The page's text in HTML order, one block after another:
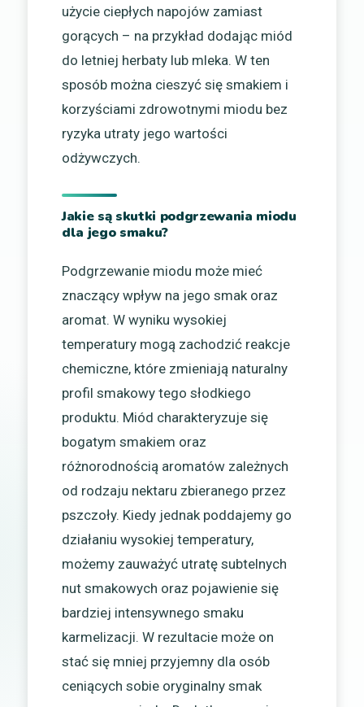
użycie ciepłych napojów zamiast
gorących – na przykład dodając miód
do letniej herbaty lub mleka. W ten
sposób można cieszyć się smakiem i
korzyściami zdrowotnymi miodu bez
ryzyka utraty jego wartości
odżywczych.
Jakie są skutki podgrzewania miodu
dla jego smaku?
Podgrzewanie miodu może mieć
znaczący wpływ na jego smak oraz
aromat. W wyniku wysokiej
temperatury mogą zachodzić reakcje
chemiczne, które zmieniają naturalny
profil smakowy tego słodkiego
produktu. Miód charakteryzuje się
bogatym smakiem oraz
różnorodnością aromatów zależnych
od rodzaju nektaru zbieranego przez
pszczoły. Kiedy jednak poddajemy go
działaniu wysokiej temperatury,
możemy zauważyć utratę subtelnych
nut smakowych oraz pojawienie się
bardziej intensywnego smaku
karmelizacji. W rezultacie może on
stać się mniej przyjemny dla osób
ceniących sobie oryginalny smak